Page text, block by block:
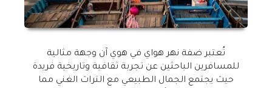
تُعتبر ضفة نهر هواي في هوي آن وجهة مثالية
للمسافرين الباحثين عن تجربة ثقافية وتاريخية فريدة
حيث يجتمع الجمال الطبيعي مع التراث الغني مما